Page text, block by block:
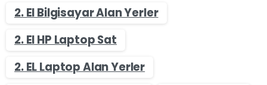
2. El Bilgisayar Alan Yerler
2. El HP Laptop Sat
2. EL Laptop Alan Yerler